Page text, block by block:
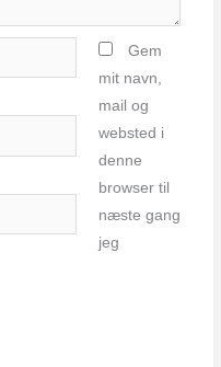
Gem
mit navn,
mail og
websted i
denne
browser til
næste gang
jeg